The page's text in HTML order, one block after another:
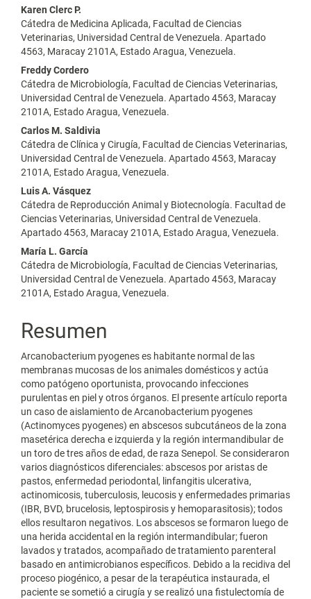
Contenido
principal
del
artículo
Karen Clerc P.
Cátedra de Medicina Aplicada, Facultad de Ciencias
Veterinarias, Universidad Central de Venezuela. Apartado
4563, Maracay 2101A, Estado Aragua, Venezuela.
Freddy Cordero
Cátedra de Microbiología, Facultad de Ciencias Veterinarias,
Universidad Central de Venezuela. Apartado 4563, Maracay
2101A, Estado Aragua, Venezuela.
Carlos M. Saldivia
Cátedra de Clínica y Cirugía, Facultad de Ciencias Veterinarias,
Universidad Central de Venezuela. Apartado 4563, Maracay
2101A, Estado Aragua, Venezuela.
Luis A. Vásquez
Cátedra de Reproducción Animal y Biotecnología. Facultad de
Ciencias Veterinarias, Universidad Central de Venezuela.
Apartado 4563, Maracay 2101A, Estado Aragua, Venezuela.
María L. García
Cátedra de Microbiología, Facultad de Ciencias Veterinarias,
Universidad Central de Venezuela. Apartado 4563, Maracay
2101A, Estado Aragua, Venezuela.
Resumen
Arcanobacterium pyogenes es habitante normal de las
membranas mucosas de los animales domésticos y actúa
como patógeno oportunista, provocando infecciones
purulentas en piel y otros órganos. El presente artículo reporta
un caso de aislamiento de Arcanobacterium pyogenes
(Actinomyces pyogenes) en abscesos subcutáneos de la zona
masetérica derecha e izquierda y la región intermandibular de
un toro de tres años de edad, de raza Senepol. Se consideraron
varios diagnósticos diferenciales: abscesos por aristas de
pastos, enfermedad periodontal, linfangitis ulcerativa,
actinomicosis, tuberculosis, leucosis y enfermedades primarias
(IBR, BVD, brucelosis, leptospirosis y hemoparasitosis); todos
ellos resultaron negativos. Los abscesos se formaron luego de
una herida accidental en la región intermandibular; fueron
lavados y tratados, acompañado de tratamiento parenteral
basado en antimicrobianos específicos. Debido a la recidiva del
proceso piogénico, a pesar de la terapéutica instaurada, el
paciente se sometió a cirugía y se realizó una fistulectomía de